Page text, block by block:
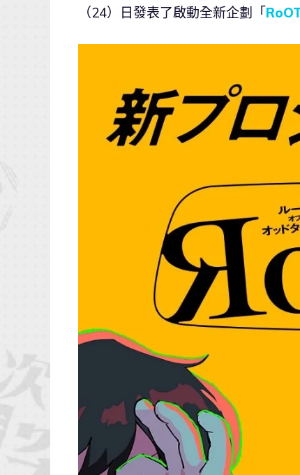
（24）日發表了啟動全新企劃「